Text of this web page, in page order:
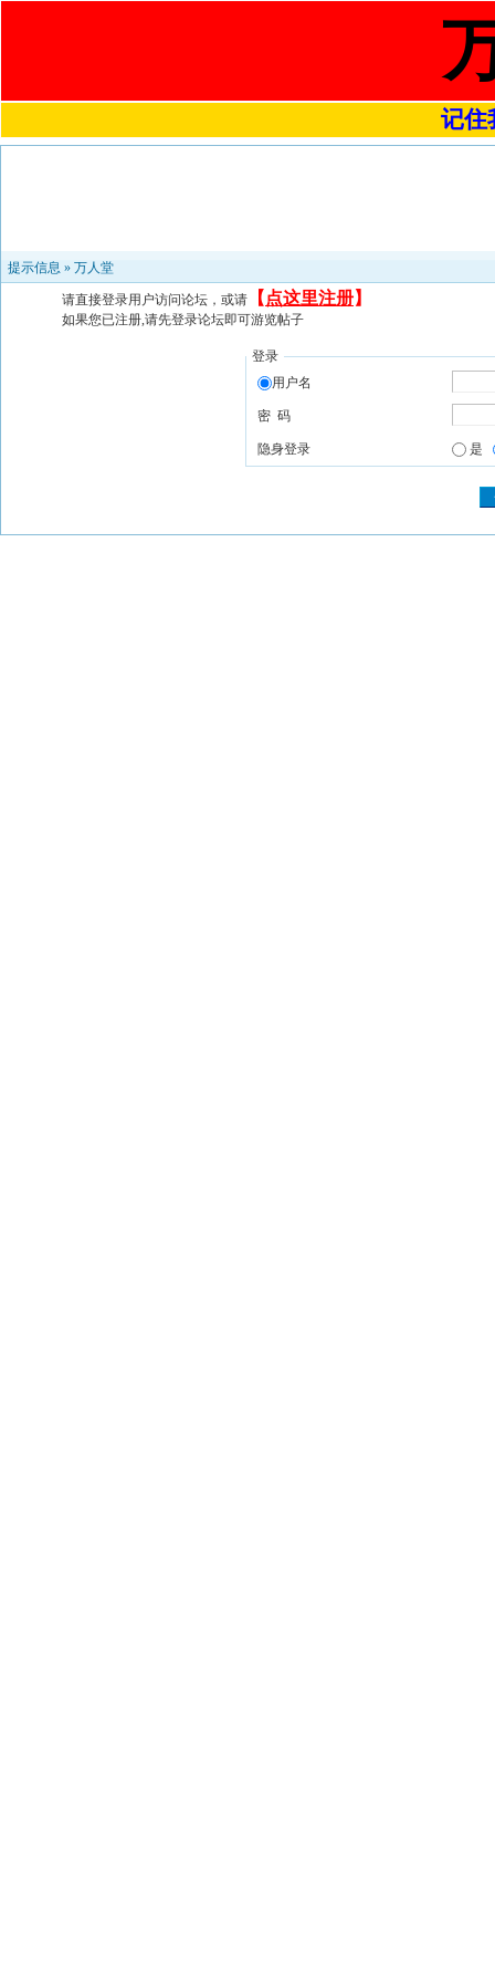
记住
提示信息 » 万人堂
请直接登录用户访问论坛，或请 【 点这里注册】
如果您已注册,请先登录论坛即可游览帖子
登录
用户名
密 码
隐身登录 是